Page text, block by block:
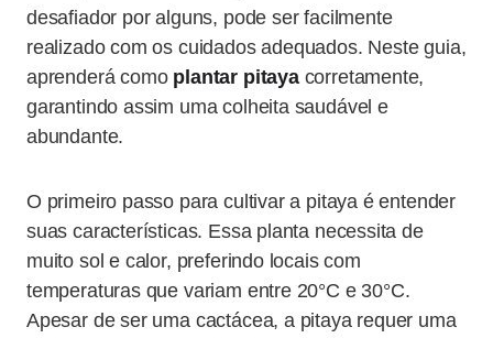
desafiador por alguns, pode ser facilmente
realizado com os cuidados adequados. Neste guia,
aprenderá como plantar pitayacorretamente,
garantindo assim uma colheita saudável e
abundante.
O primeiro passo para cultivar a pitaya é entender
suas características. Essa planta necessita de
muito sol e calor, preferindo locais com
temperaturas que variam entre 20°C e 30°C.
Apesar de ser uma cactácea, a pitaya requer uma